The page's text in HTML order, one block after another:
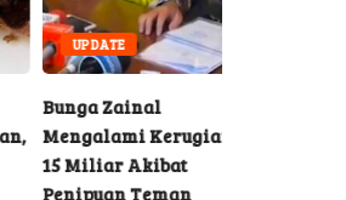
UPDATE
Bunga Zainal
Mengalami Kerugian Rp
15 Miliar Akibat
Penipuan Teman